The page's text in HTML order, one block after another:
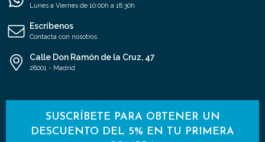
Lunes a Viernes de 10:00h a 18:30h
Escríbenos
Contacta con nosotros
Calle Don Ramón de la Cruz, 47
28001 - Madrid
SUSCRÍBETE PARA OBTENER UN
DESCUENTO DEL 5% EN TU PRIMERA